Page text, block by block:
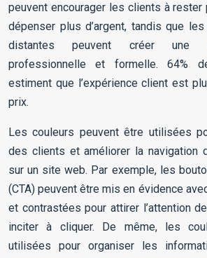
peuvent encourager les clients à
dépenser plus d’argent, tandis que
distantes peuvent créer une
professionnelle et formelle. 64%
estiment que l’expérience client est
prix.
Les couleurs peuvent être utilisées
des clients et améliorer la navigation
sur un site web. Par exemple, les
(CTA) peuvent être mis en évidence
et contrastées pour attirer l’attention
inciter à cliquer. De même, les
utilisées pour organiser les